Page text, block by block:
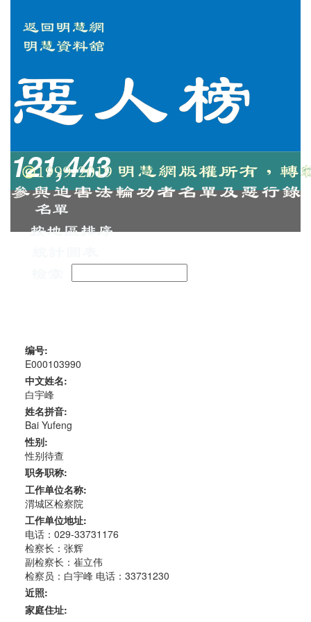
121,443
编号:
E000103990
中文姓名:
白宇峰
姓名拼音:
Bai Yufeng
性别:
性别待查
职务职称:
工作单位名称:
渭城区检察院
工作单位地址:
电话：029-33731176
检察长：张辉
副检察长：崔立伟
检察员：白宇峰 电话：33731230
近照:
家庭住址: